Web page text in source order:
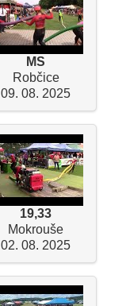
MS
Robčice
09. 08. 2025
19,33
Mokrouše
02. 08. 2025